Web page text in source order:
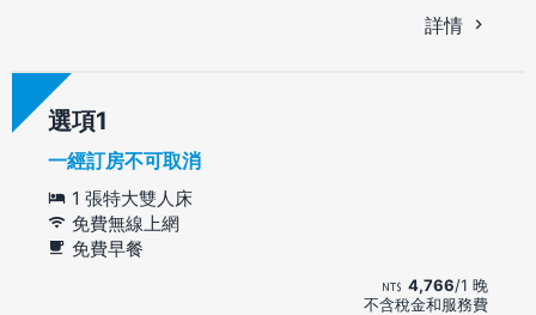
詳情
選項
一經訂房不可取消
1 張特大雙人床
免費無線上網
免費早餐
4,766/1 晚
不含稅金和服務費